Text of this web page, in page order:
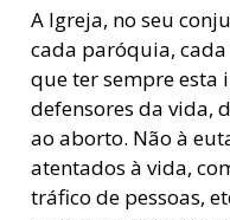
A Igreja, no seu
cada paróquia,
que ter sempre esta
defensores da vida,
ao aborto. Não à
atentados à vida,
tráfico de pessoas,